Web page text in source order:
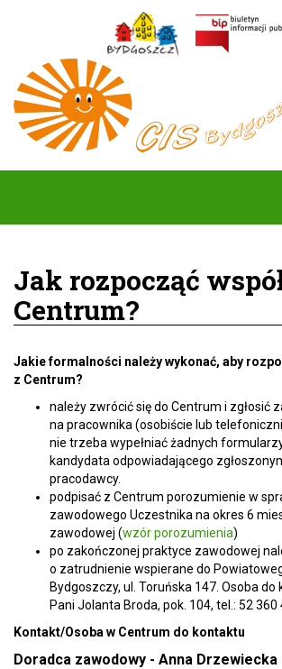
Jak rozpocząć
Centrum?
Jakie formalności należy wykonać, aby
z Centrum?
należy zwrócić się do Centrum i zgłosić
na pracownika (osobiście lub
nie trzeba wypełniać żadnych
kandydata odpowiadającego
pracodawcy.
podpisać z Centrum porozumienie w
zawodowego Uczestnika na okres 6
zawodowej (wzór porozumienia)
po zakończonej praktyce zawodowej
o zatrudnienie wspierane do
Bydgoszczy, ul. Toruńska 147. Osoba do
Pani Jolanta Broda, pok. 104, tel.: 52 360
Kontakt/Osoba w Centrum do kontaktu
Doradca zawodowy - Anna Drzewiecka